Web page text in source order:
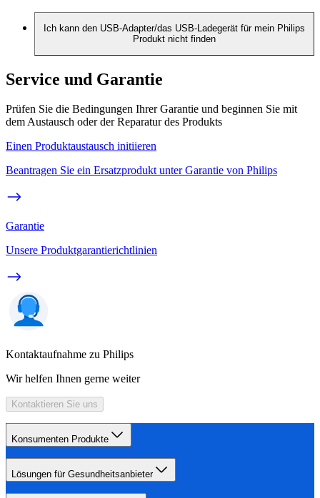
Ich kann den USB-Adapter/das USB-Ladegerät für mein Philips
Produkt nicht finden
Service und Garantie
Prüfen Sie die Bedingungen Ihrer Garantie und beginnen Sie mit
dem Austausch oder der Reparatur des Produkts
Einen Produktaustausch initiieren
Beantragen Sie ein Ersatzprodukt unter Garantie von Philips
Garantie
Unsere Produktgarantierichtlinien
Kontaktaufnahme zu Philips
Wir helfen Ihnen gerne weiter
Kontaktieren Sie uns
Konsumenten Produkte
Lösungen für Gesundheitsanbieter